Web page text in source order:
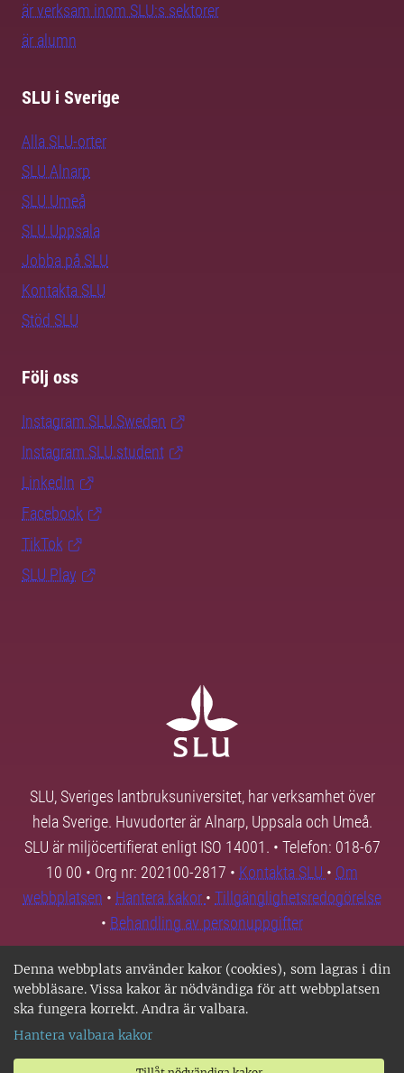
Denna webbplats använder kakor (cookies), som lagras i din
webbläsare. Vissa kakor är nödvändiga för att webbplatsen
ska fungera korrekt. Andra är valbara.
Hantera valbara kakor
är verksam inom SLU:s sektorer
är alumn
SLU i Sverige
Alla SLU-orter
SLU Alnarp
SLU Umeå
SLU Uppsala
Jobba på SLU
Kontakta SLU
Stöd SLU
Följ oss
Instagram SLU.Sweden
Instagram SLU.student
LinkedIn
Facebook
TikTok
SLU Play
SLU, Sveriges lantbruksuniversitet, har verksamhet över
hela Sverige. Huvudorter är Alnarp, Uppsala och Umeå.
SLU är miljöcertifierat enligt ISO 14001. • Telefon: 018-67
10 00 • Org nr: 202100-2817 • Kontakta SLU • Om
webbplatsen • Hantera kakor • Tillgänglighetsredogörelse
• Behandling av personuppgifter